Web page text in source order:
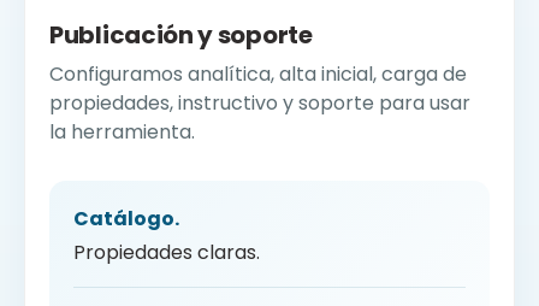
Publicación y soporte
Configuramos analítica, alta inicial, carga de
propiedades, instructivo y soporte para usar
la herramienta.
Catálogo.
Propiedades claras.